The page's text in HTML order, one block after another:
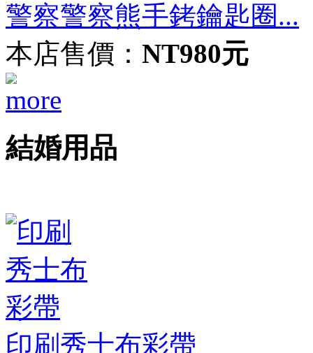
警察警察熊手銬鑰匙圈...
本店售價： NT980元
結婚用品
印刷秀士布彩帶